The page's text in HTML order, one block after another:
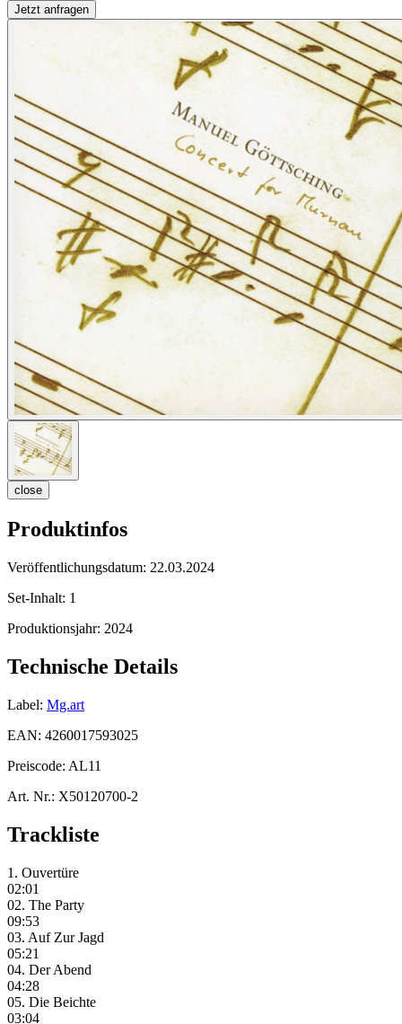
close
Produktinfos
Veröffentlichungsdatum: 22.03.2024
Set-Inhalt: 1
Produktionsjahr: 2024
Technische Details
Label: Mg.art
EAN: 4260017593025
Preiscode: AL11
Art. Nr.: X50120700-2
Trackliste
1. Ouvertüre
02:01
02. The Party
09:53
03. Auf Zur Jagd
05:21
04. Der Abend
04:28
05. Die Beichte
03:04